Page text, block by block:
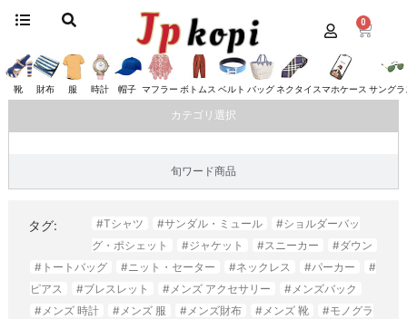
0
靴 財布 服 時計 帽子 マフラー ボトムス ベルト バッグネクタイ スマホケース サング
マフラー / セリーヌ
セリーヌ
カテゴリ選択
旬ワード商品
タグ: #Tシャツ #サンダル・ミュール
#ショルダーバッ
グ・ポシェット
#ジャケット #スニーカー
#ダウン
#トートバッグ
#ニット・セーター #ネックレス #パーカー
#
ピアス
#ブレスレット #メンズ アクセサリー
#メンズバック
#メンズ 時計
#メンズ 服 #メンズ財布 #メンズ 靴
#モノグラ